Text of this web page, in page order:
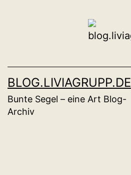
BLOG.LIVIAGRUPP.DE
Bunte Segel – eine Art Blog-
Archiv